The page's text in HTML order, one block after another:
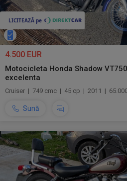
4.500 EUR
Motocicleta Honda Shadow
excelenta
Cruiser | 749 cmc | 45 cp | 2011 |
Sună